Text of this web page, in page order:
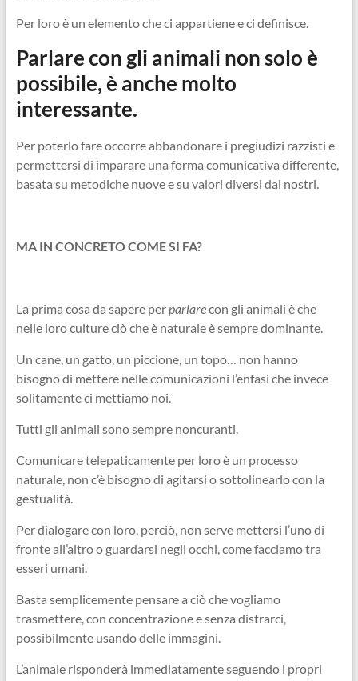
Per loro è un elemento che ci appartiene e ci definisce.
Parlare con gli animali non solo è
possibile, è anche molto
interessante.
Per poterlo fare occorre abbandonare i pregiudizi razzisti e
permettersi di imparare una forma comunicativa differente,
basata su metodiche nuove e su valori diversi dai nostri.
MA IN CONCRETO COME SI FA?
La prima cosa da sapere perparlarecon gli animali è che
nelle loro culture ciò che è naturale è sempre dominante.
Un cane, un gatto, un piccione, un topo… non hanno
bisogno di mettere nelle comunicazioni l’enfasi che invece
solitamente ci mettiamo noi.
Tutti gli animali sono sempre noncuranti.
Comunicare telepaticamente per loro è un processo
naturale, non c’è bisogno di agitarsi o sottolinearlo con la
gestualità.
Per dialogare con loro, perciò, non serve mettersi l’uno di
fronte all’altro o guardarsi negli occhi, come facciamo tra
esseri umani.
Basta semplicemente pensare a ciò che vogliamo
trasmettere, con concentrazione e senza distrarci,
possibilmente usando delle immagini.
L’animale risponderà immediatamente seguendo i propri